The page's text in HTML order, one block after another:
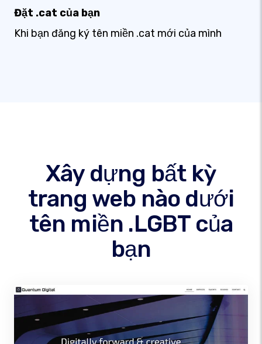
Đặt .cat của bạn
Khi bạn đăng ký tên miền .cat mới của mình
Xây dựng bất kỳ
trang web nào dưới
tên miền .LGBT của
bạn